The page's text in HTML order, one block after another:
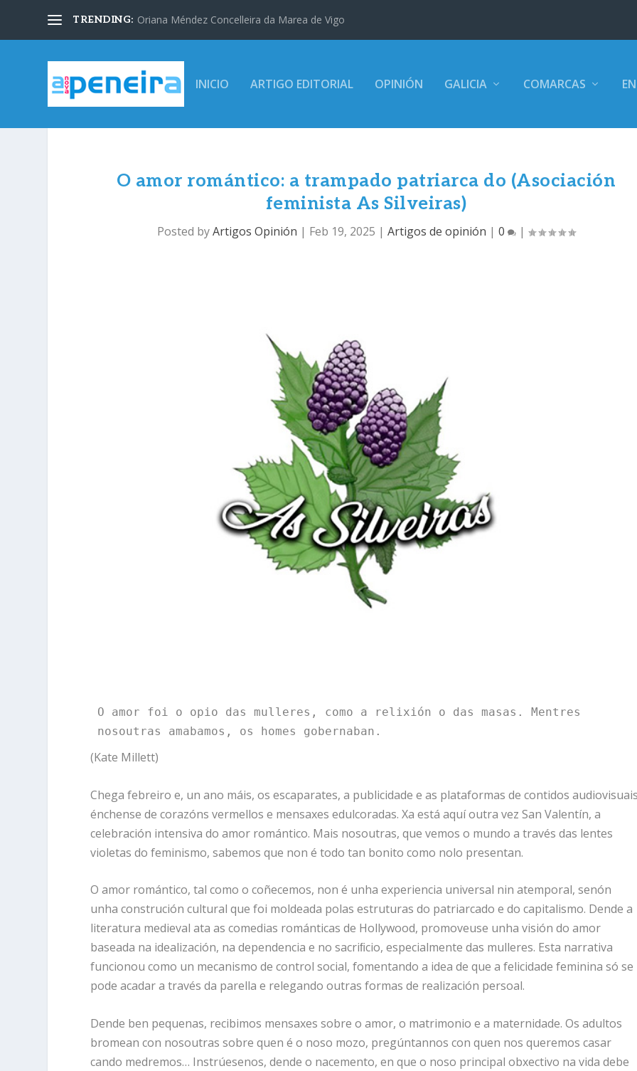
TRENDING: Oriana Méndez Concelleira da Marea de Vigo
INICIO ARTIGO EDITORIAL OPINIÓN GALICIA COMARCAS
O amor romántico: a trampado patriarca do (Asociación
feminista As Silveiras)
Posted byArtigos Opinión | Feb 19, 2025 | Artigos de opinión | 0 |
O amor foi o opio das mulleres, como a relixión o das masas. Mentres
nosoutras amabamos, os homes gobernaban.
(Kate Millett)
Chega febreiro e, un ano máis, os escaparates, a publicidade e as plataformas de contidos
énchense de corazóns vermellos e mensaxes edulcoradas. Xa está aquí outra vez San Valentín, a
celebración intensiva do amor romántico. Mais nosoutras, que vemos o mundo a través das lentes
violetas do feminismo, sabemos que non é todo tan bonito como nolo presentan.
O amor romántico, tal como o coñecemos, non é unha experiencia universal nin atemporal, senón
unha construción cultural que foi moldeada polas estruturas do patriarcado e do capitalismo. Dende a
literatura medieval ata as comedias románticas de Hollywood, promoveuse unha visión do amor
baseada na idealización, na dependencia e no sacriﬁcio, especialmente das mulleres. Esta narrativa
funcionou como un mecanismo de control social, fomentando a idea de que a felicidade feminina só se
pode acadar a través da parella e relegando outras formas de realización persoal.
Dende ben pequenas, recibimos mensaxes sobre o amor, o matrimonio e a maternidade. Os adultos
bromean con nosoutras sobre quen é o noso mozo, pregúntannos con quen nos queremos casar
cando medremos… Instrúesenos, dende o nacemento, en que o noso principal obxectivo na vida debe